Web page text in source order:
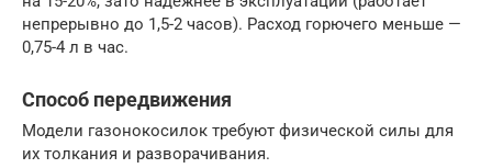
непрерывно до 1,5-2 часов). Расход горючего меньше —
0,75-4 л в час.
Способ передвижения
Модели газонокосилок требуют физической силы для
их толкания и разворачивания.